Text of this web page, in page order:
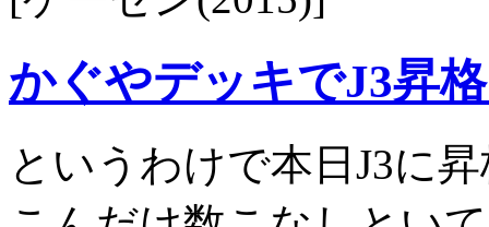
かぐやデッキでJ3昇
というわけで本日J3に